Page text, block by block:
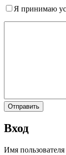
Я принимаю
Вход
Имя